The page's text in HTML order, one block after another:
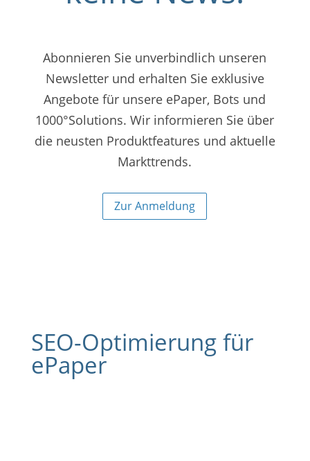
Abonnieren Sie unverbindlich unseren
Newsletter und erhalten Sie exklusive
Angebote für unsere ePaper, Bots und
1000°Solutions. Wir informieren Sie über
die neusten Produktfeatures und aktuelle
Markttrends.
Zur Anmeldung
SEO-Optimierung für
ePaper